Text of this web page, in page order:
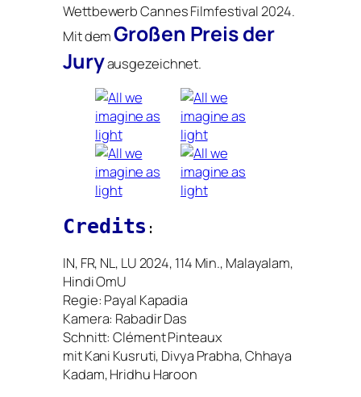
Wettbewerb Cannes Filmfestival 2024.
Mit demGroßen Preis der
Juryausgezeichnet.
Credits :
IN, FR, NL, LU2024, 114 Min., Malayalam,
Hindi OmU
Regie: Payal Kapadia
Kamera: Rabadir Das
Schnitt: Clément Pinteaux
mit Kani Kusruti, Divya Prabha, Chhaya
Kadam, Hridhu Haroon